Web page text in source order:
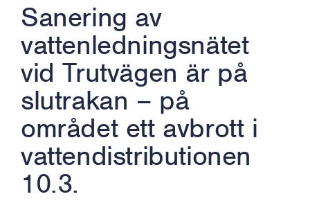
Sanering av
vattenledningsnätet
vid Trutvägen är på
slutrakan – på
området ett avbrott i
vattendistributionen
10.3.